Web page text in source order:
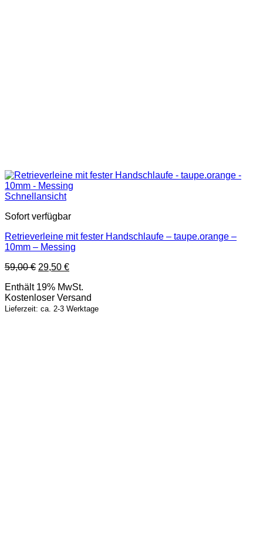
Schnellansicht
Sofort verfügbar
Retrieverleine mit fester Handschlaufe – taupe.orange –
10mm – Messing
59,00€ Ursprünglicher
war:
59,00 €
29,50 €Aktueller
ist:
29,50 €.
Enthält 19% MwSt.
Kostenloser Versand
Lieferzeit: ca. 2-3 Werktage